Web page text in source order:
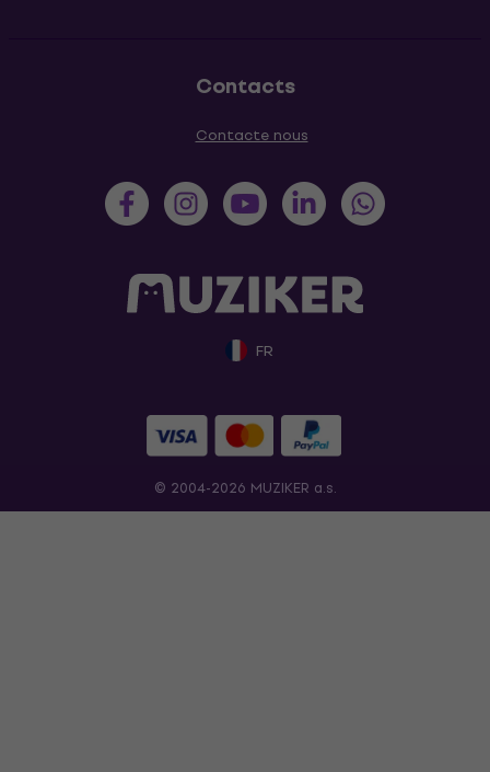
Contacts
Contacte nous
FR
© 2004-2026 MUZIKER a.s.